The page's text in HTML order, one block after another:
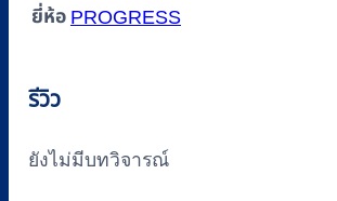
ยี่ห้อ PROGRESS
รีวิว
ยังไม่มีบทวิจารณ์